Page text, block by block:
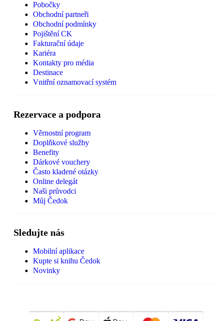
Pobočky
Obchodní partneři
Obchodní podmínky
Pojištění CK
Fakturační údaje
Kariéra
Kontakty pro média
Destinace
Vnitřní oznamovací systém
Rezervace a podpora
Věrnostní program
Doplňkové služby
Benefity
Dárkové vouchery
Často kladené otázky
Online delegát
Naši průvodci
Můj Čedok
Sledujte nás
Mobilní aplikace
Kupte si knihu Čedok
Novinky